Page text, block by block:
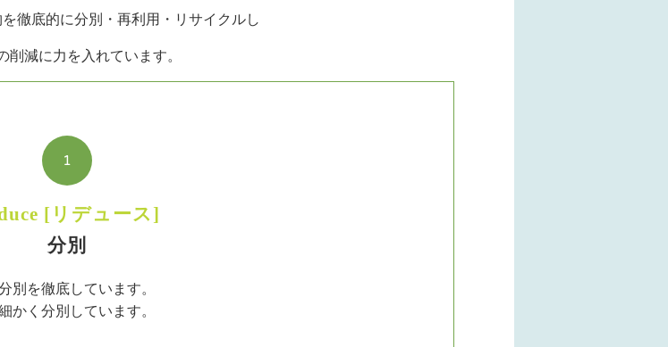
徹底的に分別・再利用・リサイクルし
削減に力を入れています。
1
[リデュース]
分別
別を徹底しています。
かく分別しています。